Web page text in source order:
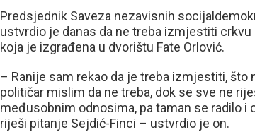
Predsjednik Saveza nezavisnih
ustvrdio je danas da ne treba izmjestiti
koja je izgrađena u dvorištu Fate Orlović.
– Ranije sam rekao da je treba izmjestiti, što
političar mislim da ne treba, dok se sve ne
međusobnim odnosima, pa taman se radilo i
riješi pitanje Sejdić-Finci – ustvrdio je on.